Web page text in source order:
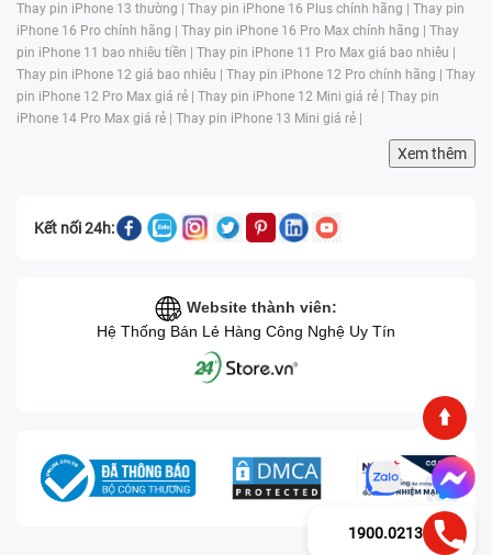
Thay pin iPhone 13 thường | Thay pin iPhone 16 Plus chính hãng | Thay pin
iPhone 16 Pro chính hãng | Thay pin iPhone 16 Pro Max chính hãng | Thay
pin iPhone 11 bao nhiêu tiền | Thay pin iPhone 11 Pro Max giá bao nhiêu |
Thay pin iPhone 12 giá bao nhiêu | Thay pin iPhone 12 Pro chính hãng | Thay
pin iPhone 12 Pro Max giá rẻ | Thay pin iPhone 12 Mini giá rẻ | Thay pin
iPhone 14 Pro Max giá rẻ | Thay pin iPhone 13 Mini giá rẻ |
Xem thêm
Kết nối 24h:
Website thành viên:
Hệ Thống Bán Lẻ Hàng Công Nghệ Uy Tín
1900.0213